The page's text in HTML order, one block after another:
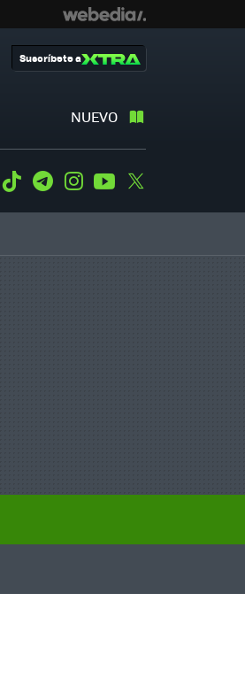
NUEVO
Suscríbete a
WhatsApp
Tiktok TelegramInstagramYoutube